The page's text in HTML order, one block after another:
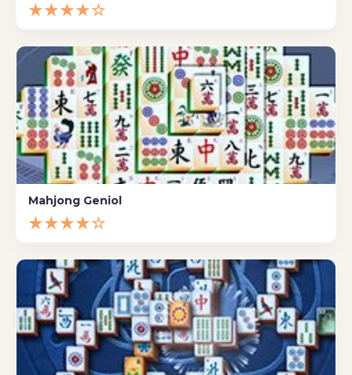
★★★★☆
Mahjong Geniol
★★★★☆